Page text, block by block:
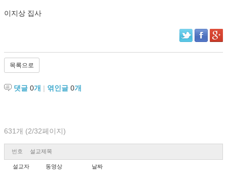
이지상 집사
목록으로
댓글 0개 | 엮인글 0개
631개 (2/32페이지)
번호 설교제목
설교자 동영상 날짜